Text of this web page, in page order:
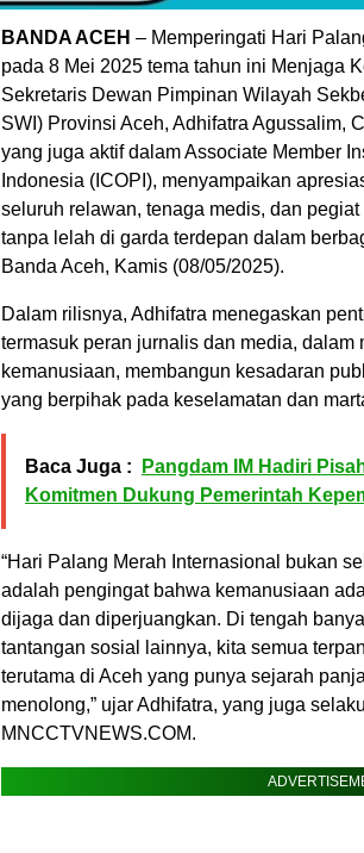
BANDA ACEH – Memperingati Hari
pada 8 Mei 2025 tema tahun ini Menjaga
Sekretaris Dewan Pimpinan Wilayah
SWI) Provinsi Aceh, Adhifatra Agussalim,
yang juga aktif dalam Associate Member
Indonesia (ICOPI), menyampaikan
seluruh relawan, tenaga medis, dan
tanpa lelah di garda terdepan dalam
Banda Aceh, Kamis (08/05/2025).
Dalam rilisnya, Adhifatra menegaskan
termasuk peran jurnalis dan media, dalam
kemanusiaan, membangun kesadaran
yang berpihak pada keselamatan dan
Baca Juga :
Pangdam IM Hadiri
Komitmen Dukung Pemerintah
“Hari Palang Merah Internasional bukan
adalah pengingat bahwa kemanusiaan
dijaga dan diperjuangkan. Di tengah
tantangan sosial lainnya, kita semua
terutama di Aceh yang punya sejarah
menolong,” ujar Adhifatra, yang juga
MNCCTVNEWS.COM.